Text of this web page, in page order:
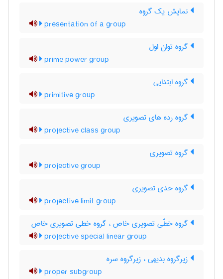
نمایش یک گروه
presentation of a group
گروه توان اول
prime power group
گروه ابتدایی
primitive group
گروه رده های تصویری
projective class group
گروه تصویری
projective group
گروه حدی تصویری
projective limit group
گروه خطّی تصویری خاص ، گروه خطی تصویری خاص
projective special linear group
زیرگروه بدیهی ، زیرگروه سره
proper subgroup